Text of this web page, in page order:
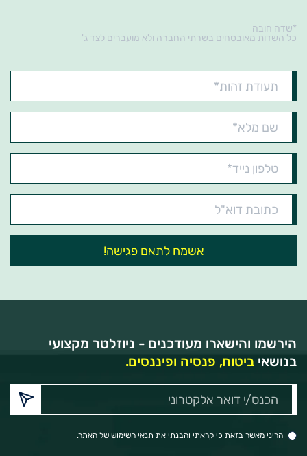
*שדה חובה
כל השדות מאובטחים בשרתי החברה ולא מועברים לצד ג'
תעודת
זהות*
שם
מלא*
טלפון
נייד*
כתובת
דוא"ל
הירשמו והישארו מעודכנים - ניוזלטר מקצועי
בנושאי ביטוח, פנסיה ופיננסים.
דואר
אלקטרוני:
הריני מאשר בזאת כי קראתי והבנתי את תנאי השימוש של האתר.